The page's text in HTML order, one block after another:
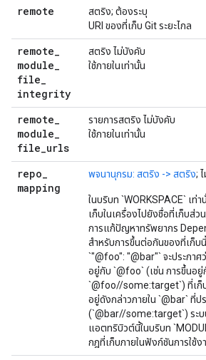
remote
สตริง; ต้องระบุ
URI ของที่เก็บ Git ระยะไกล
remote_
module_
file_
integrity
สตริง ไม่บังคับ
ใช้ภายในเท่านั้น
remote_
module_
file_urls
รายการสตริง ไม่บังคับ
ใช้ภายในเท่านั้น
repo_
mapping
พจนานุกรม: สตริง -> สตริง;
ในบริบท `WORKSPACE` เท่
เก็บในเครื่องไปยังชื่อที่เก็บส่ว
การแก้ปัญหาทรัพยากร
สำหรับการขึ้นต่อกันของที่เก็บ
`"@foo": "@bar"` จะประกาศ
อยู่กับ `@foo` (เช่น การขึ้นอยู่
`@foo//some:target`) ที่เก็
อยู่ดังกล่าวภายใน `@bar` ที่ป
(`@bar//some:target`) ระบ
แอตทริบิวต์นี้ในบริบท
กฎที่เก็บภายในฟังก์ชันการใช้